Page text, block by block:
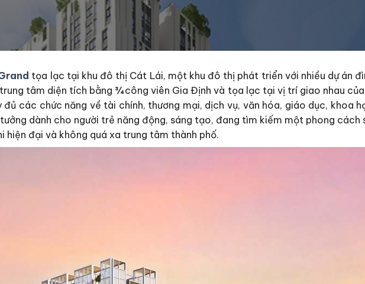
tọa lạc tại khu đô thị Cát Lái, một khu đô thị phát triển với nhiều dự án
tâm diện tích bằng ¾ công viên Gia Định và tọa lạc tại vị trí giao nhau
đủ các chức năng về tài chính, thương mại, dịch vụ, văn hóa, giáo dục, khoa
dành cho người trẻ năng động, sáng tạo, đang tìm kiếm một phong
hiện đại và không quá xa trung tâm thành phố.